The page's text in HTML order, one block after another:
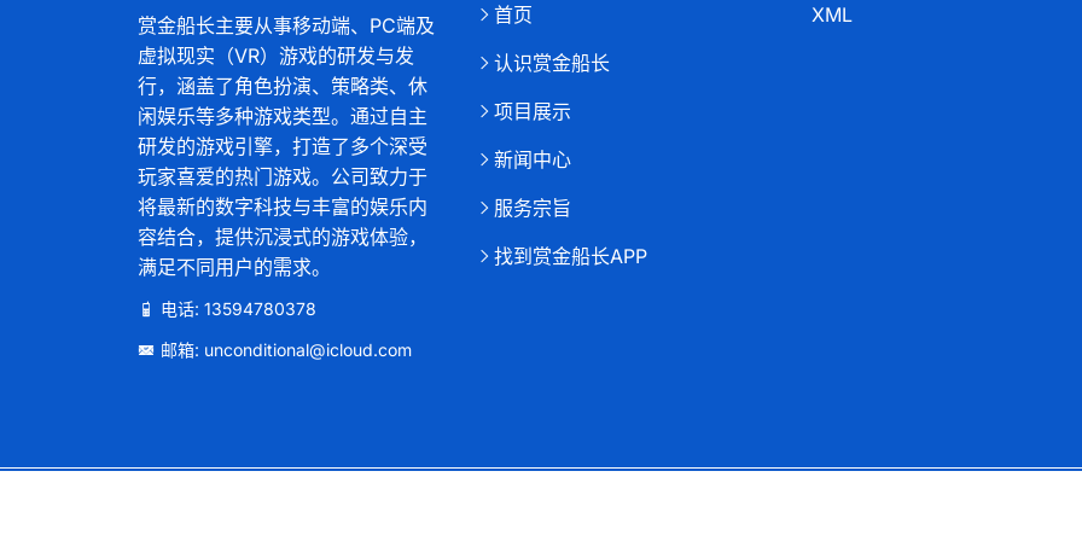
赏金船长主要从事移动端、PC端及
虚拟现实（VR）游戏的研发与发
行，涵盖了角色扮演、策略类、休
闲娱乐等多种游戏类型。通过自主
研发的游戏引擎，打造了多个深受
玩家喜爱的热门游戏。公司致力于
将最新的数字科技与丰富的娱乐内
容结合，提供沉浸式的游戏体验，
满足不同用户的需求。
电话: 13594780378
邮箱: unconditional@icloud.com
首页
认识赏金船长
项目展示
新闻中心
服务宗旨
找到赏金船长APP
XML